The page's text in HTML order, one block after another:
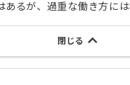
るが、過重な働き方には
閉じる